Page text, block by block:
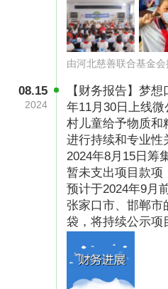
开具发票方式
河北慈善联合基金会将为
需要的爱心用户须将以下
票抬头、金额、含商户
等）发至邮箱
联系电话0311-
索取捐赠发票，感恩您
由河北慈善联合基金会
08.15
2024
【财务报告】梦
年11月30日上线
村儿童给予物质和
进行持续和专业性
2024年8月15日筹
暂未支出项目款项
预计于2024年9月
张家口市、邯郸市
袋，将持续公示项